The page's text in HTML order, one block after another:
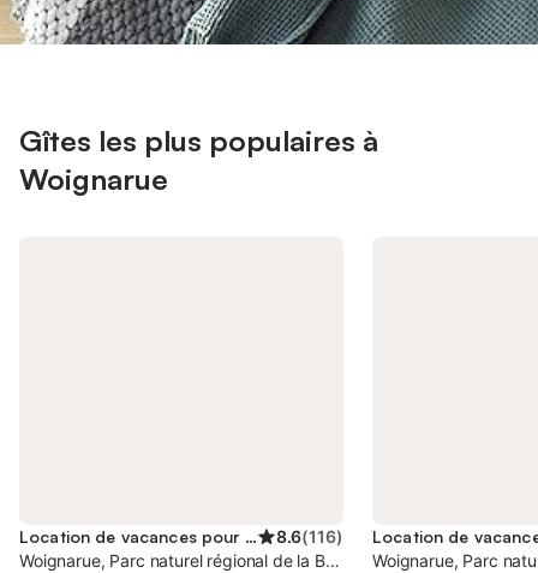
Gîtes les plus populaires à
Woignarue
Location de vacances pour 6 personnes 8.6(116)
Woignarue, Parc naturel régional de la Baie de Somme Picardie
Woignarue, Parc